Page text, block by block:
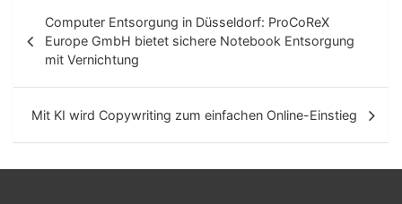
e
a
Computer Entsorgung in Düsseldorf: ProCoReX
Europe GmbH bietet sichere Notebook Entsorgung
mit Vernichtung
Mit KI wird Copywriting zum einfachen Online-Einstieg